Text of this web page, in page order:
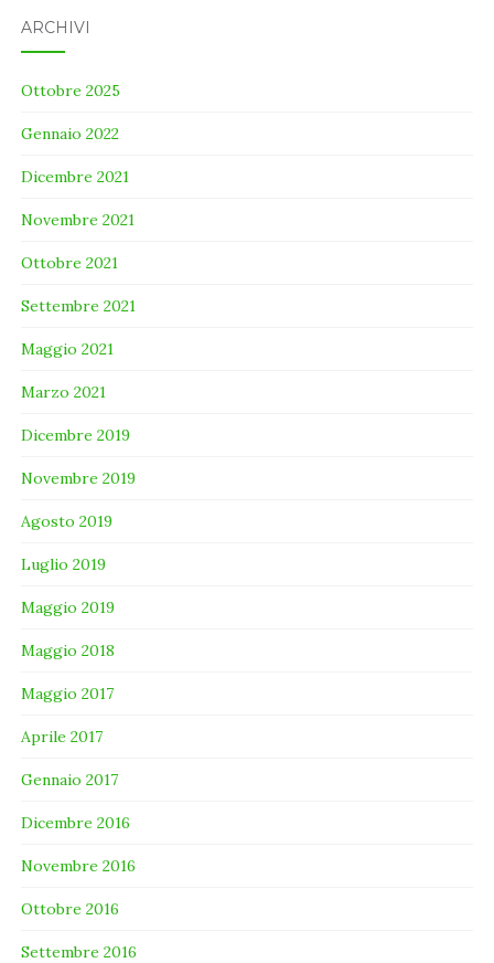
ARCHIVI
Ottobre 2025
Gennaio 2022
Dicembre 2021
Novembre 2021
Ottobre 2021
Settembre 2021
Maggio 2021
Marzo 2021
Dicembre 2019
Novembre 2019
Agosto 2019
Luglio 2019
Maggio 2019
Maggio 2018
Maggio 2017
Aprile 2017
Gennaio 2017
Dicembre 2016
Novembre 2016
Ottobre 2016
Settembre 2016